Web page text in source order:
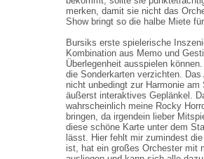
merken, damit sie nicht das
Show bringt so die halbe Miete
Bursiks erste spielerische
Kombination aus Memo und
Überlegenheit ausspielen
die Sonderkarten verzichten.
nicht unbedingt zur Harmonie
äußerst interaktives Geplänkel.
wahrscheinlich meine Rocky
bringen, da irgendein lieber
diese schöne Karte unter dem
lässt. Hier fehlt mir zumindest
ist, hat ein großes Orchester mit